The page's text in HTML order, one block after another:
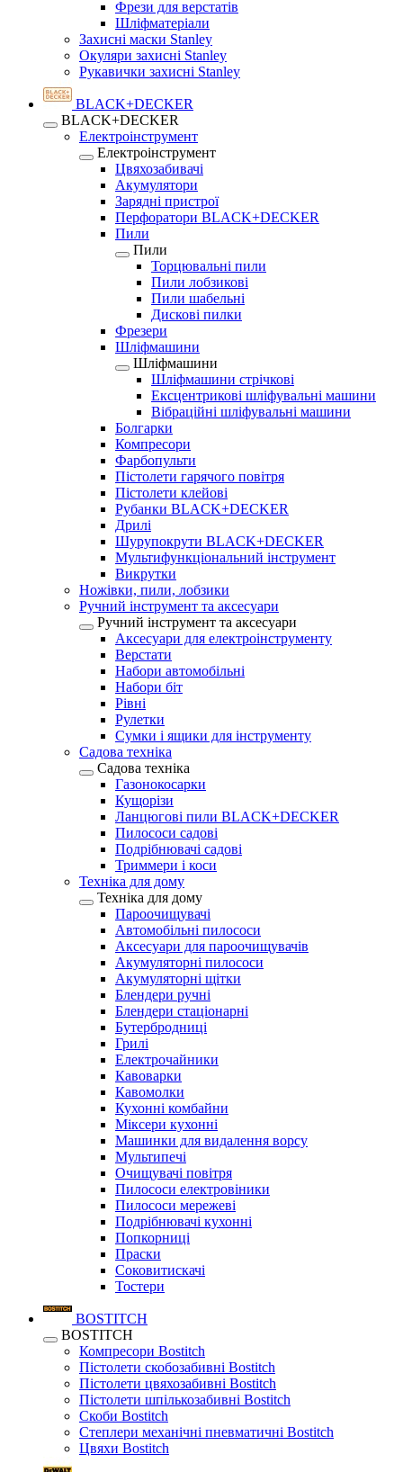
Фрези для верстатів
Шліфматеріали
Захисні маски Stanley
Окуляри захисні Stanley
Рукавички захисні Stanley
BLACK+DECKER
BLACK+DECKER
Електроінструмент
Електроінструмент
Цвяхозабивачі
Акумулятори
Зарядні пристрої
Перфоратори BLACK+DECKER
Пили
Пили
Торцювальні пили
Пили лобзикові
Пили шабельні
Дискові пилки
Фрезери
Шліфмашини
Шліфмашини
Шліфмашини стрічкові
Ексцентрикові шліфувальні машини
Вібраційні шліфувальні машини
Болгарки
Компресори
Фарбопульти
Пістолети гарячого повітря
Пістолети клейові
Рубанки BLACK+DECKER
Дрилі
Шурупокрути BLACK+DECKER
Мультифункціональний інструмент
Викрутки
Ножівки, пили, лобзики
Ручний інструмент та аксесуари
Ручний інструмент та аксесуари
Аксесуари для електроінструменту
Верстати
Набори автомобільні
Набори біт
Рівні
Рулетки
Сумки і ящики для інструменту
Садова техніка
Садова техніка
Газонокосарки
Кущорізи
Ланцюгові пили BLACK+DECKER
Пилососи садові
Подрібнювачі садові
Триммери і коси
Техніка для дому
Техніка для дому
Пароочищувачі
Автомобільні пилососи
Аксесуари для пароочищувачів
Акумуляторні пилососи
Акумуляторні щітки
Блендери ручні
Блендери стаціонарні
Бутербродниці
Грилі
Електрочайники
Кавоварки
Кавомолки
Кухонні комбайни
Міксери кухонні
Машинки для видалення ворсу
Мультипечі
Очищувачі повітря
Пилососи електровіники
Пилососи мережеві
Подрібнювачі кухонні
Попкорниці
Праски
Соковитискачі
Тостери
BOSTITCH
BOSTITCH
Компресори Bostitch
Пістолети скобозабивні Bostitch
Пістолети цвяхозабивні Bostitch
Пістолети шпількозабивні Bostitch
Скоби Bostitch
Степлери механічні пневматичні Bostitch
Цвяхи Bostitch